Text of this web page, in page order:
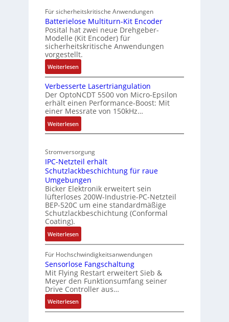
i
o
n
g
h
l
t
h
r
e
s
e
l
e
n
g
l
e
e
r
b
e
S
b
r
a
u
S
t
r
k
r
Für sicherheitskritische Anwendungen
Batterielose Multiturn-Kit Encoder
Posital hat zwei neue Drehgeber-
Modelle (Kit Encoder) für
sicherheitskritische Anwendungen
vorgestellt.
Weiterlesen:
B
a
t
t
e
r
i
l
o
s
e
M
u
l
t
n
-
K
i
t
Verbesserte Lasertriangulation
Der OptoNCDT 5500 von Micro-Epsilon
erhält einen Performance-Boost: Mit
einer Messrate von 150kHz…
Weiterlesen:
V
r
b
e
s
s
e
r
e
L
s
e
r
t
i
Stromversorgung
IPC-Netzteil erhält
Schutzlackbeschichtung für raue
Umgebungen
Bicker Elektronik erweitert sein
lüfterloses 200W-Industrie-PC-Netzteil
BEP-520C um eine standardmäßige
Schutzlackbeschichtung (Conformal
Coating).
Weiterlesen:
I
P
C
-
N
e
t
z
Für Hochschwindigkeitsanwendungen
Sensorlose Fangschaltung
Mit Flying Restart erweitert Sieb &
Meyer den Funktionsumfang seiner
Drive Controller aus…
Weiterlesen:
S